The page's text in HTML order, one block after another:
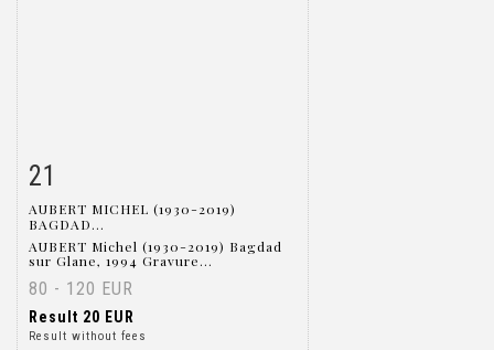
21
AUBERT MICHEL (1930-2019)
BAGDAD...
AUBERT Michel (1930-2019) Bagdad
sur Glane, 1994 Gravure...
80 - 120 EUR
Result 20 EUR
Result without fees